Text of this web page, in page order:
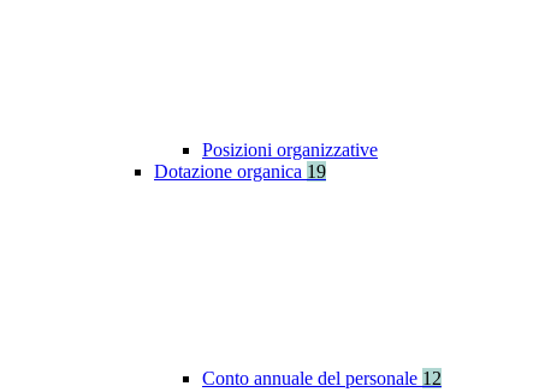
Posizioni organizzative
Dotazione organica 19
Conto annuale del personale 12